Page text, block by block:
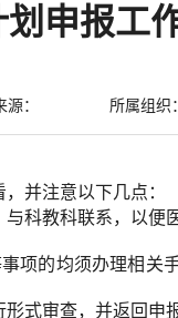
申报工
源： 所属组织：
，并注意以下几点：
科教科联系，以便
项的均须办理相关
式审查，并返回申